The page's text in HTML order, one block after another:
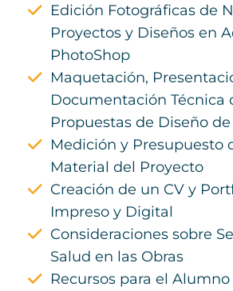
Edición Fotográficas de
Proyectos y Diseños en
PhotoShop
Maquetación,
Documentación Técnica
Propuestas de Diseño
Medición y Presupuesto
Material del Proyecto
Creación de un CV y
Impreso y Digital
Consideraciones sobre
Salud en las Obras
Recursos para el